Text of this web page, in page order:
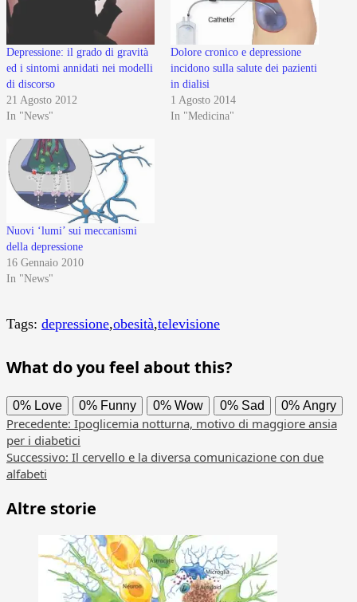
Depressione: il grado di gravità
ed i sintomi annidati nei modelli
di discorso
21 Agosto 2012
In "News"
Dolore cronico e depressione
incidono sulla salute dei pazienti
in dialisi
1 Agosto 2014
In "Medicina"
Nuovi ‘lumi’ sui meccanismi
della depressione
16 Gennaio 2010
In "News"
Tags: depressione,obesità,televisione
What do you feel about this?
0% Love 0% Funny 0% Wow 0% Sad 0% Angry
Navigazione
articolo
Precedente: Ipoglicemia notturna, motivo di maggiore ansia
per i diabetici
Successivo: Il cervello e la diversa comunicazione con due
alfabeti
Altre storie